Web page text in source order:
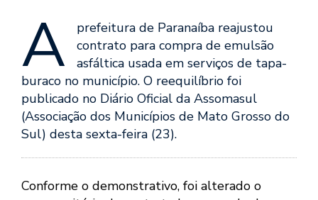
A
prefeitura de Paranaíba reajustou
contrato para compra de emulsão
asfáltica usada em serviços de tapa-
buraco no município. O reequilíbrio foi
publicado no Diário Oficial da Assomasul
(Associação dos Municípios de Mato Grosso do
Sul) desta sexta-feira (23).
Conforme o demonstrativo, foi alterado o